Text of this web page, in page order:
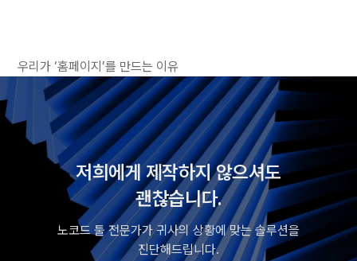
우리가 ‘홈페이지’를 만드는 이유
저희에게 제작하지 않으셔도
괜찮습니다.
노코드 툴 전문가가 귀사의 상황에 맞는 솔루션을
진단해드립니다.